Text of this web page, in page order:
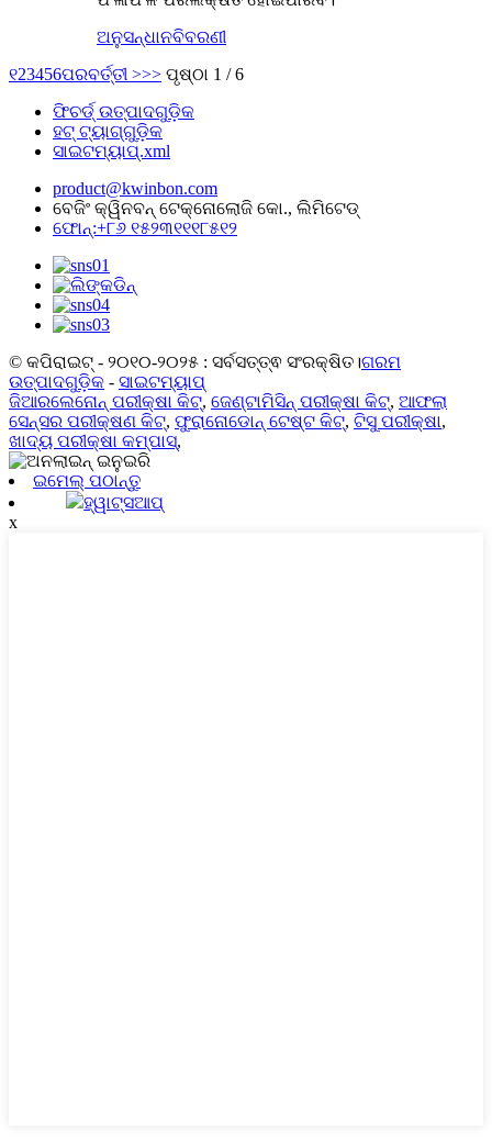
ଅନୁସନ୍ଧାନବିବରଣୀ
୧23456ପରବର୍ତ୍ତୀ >>> ପୃଷ୍ଠା 1 / 6
ଫିଚର୍ଡ୍ ଉତ୍ପାଦଗୁଡ଼ିକ
ହଟ୍ ଟ୍ୟାଗ୍‌ଗୁଡ଼ିକ
ସାଇଟମ୍ୟାପ୍.xml
product@kwinbon.com
ବେଜିଂ କ୍ୱିନବନ୍ ଟେକ୍ନୋଲୋଜି କୋ., ଲିମିଟେଡ୍
ଫୋନ୍:+୮୬ ୧୫୨୩୧୧୧୮୫୧୨
© କପିରାଇଟ୍ - ୨୦୧୦-୨୦୨୫ : ସର୍ବସତ୍ତ୍ଵ ସଂରକ୍ଷିତ।ଗରମ
ଉତ୍ପାଦଗୁଡ଼ିକ - ସାଇଟମ୍ୟାପ୍
ଜିଆରଲେନୋନ୍ ପରୀକ୍ଷା କିଟ୍, ଜେଣ୍ଟାମିସିନ୍ ପରୀକ୍ଷା କିଟ୍, ଆଫଲା
ସେନ୍ସର ପରୀକ୍ଷଣ କିଟ୍, ଫୁରାନୋଡୋନ୍ ଟେଷ୍ଟ କିଟ୍, ଟିସୁ ପରୀକ୍ଷା,
ଖାଦ୍ୟ ପରୀକ୍ଷା କମ୍ପାସ୍,
ଇମେଲ୍ ପଠାନ୍ତୁ
ହ୍ୱାଟ୍ସଆପ୍
x